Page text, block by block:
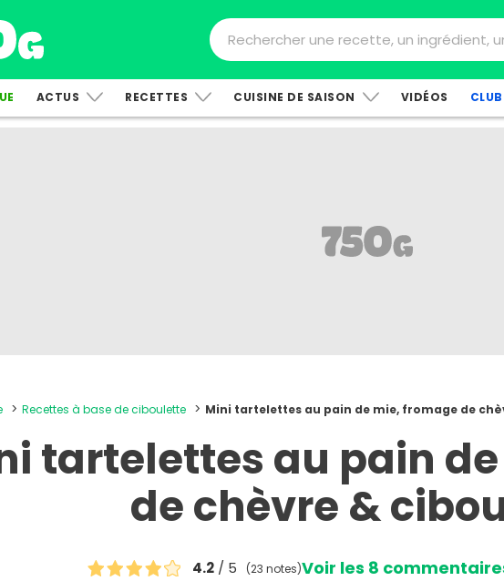
ACTUS RECETTES CUISINE DE SAISON VIDÉOS
Recettes à base de ciboulette Mini tartelettes au pain de mie, fromage de
tartelettes au pain
de chèvre &
4.2 / 5 (23 notes)Voir les 8